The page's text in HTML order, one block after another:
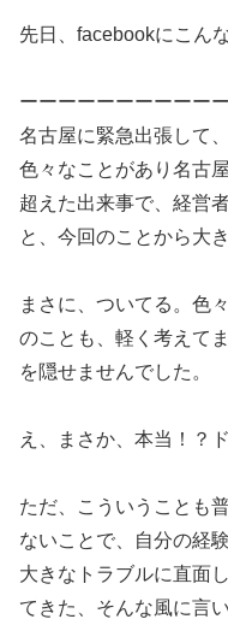
先日、facebookにこん
ーーーーーーーーーー
名古屋に緊急出張して
色々なことがあり名古
超えた出来事で、経営
と、今回のことから大
まさに、ついてる。色
のことも、軽く考えて
を隠せませんでした。
え、まさか、本当！？
ただ、こういうことも
ないことで、自分の経
大きなトラブルに直面
てきた、そんな風に言